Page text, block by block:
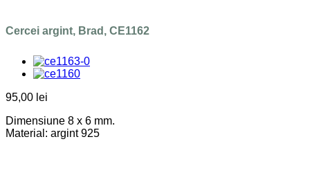
Cercei argint, Brad, CE1162
95,00 lei
Dimensiune 8 x 6 mm.
Material: argint 925